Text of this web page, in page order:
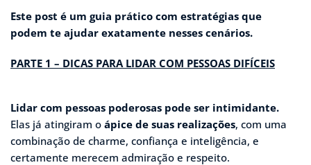
Este post é um guia prático com estratégias que
podem te ajudar exatamente nesses cenários.
PARTE 1 – DICAS PARA LIDAR COM PESSOAS DIFÍCEIS
Lidar com pessoas poderosas pode ser intimidante.
Elas já atingiram o ápice de suas realizações, com uma
combinação de charme, confiança e inteligência, e
certamente merecem admiração e respeito.